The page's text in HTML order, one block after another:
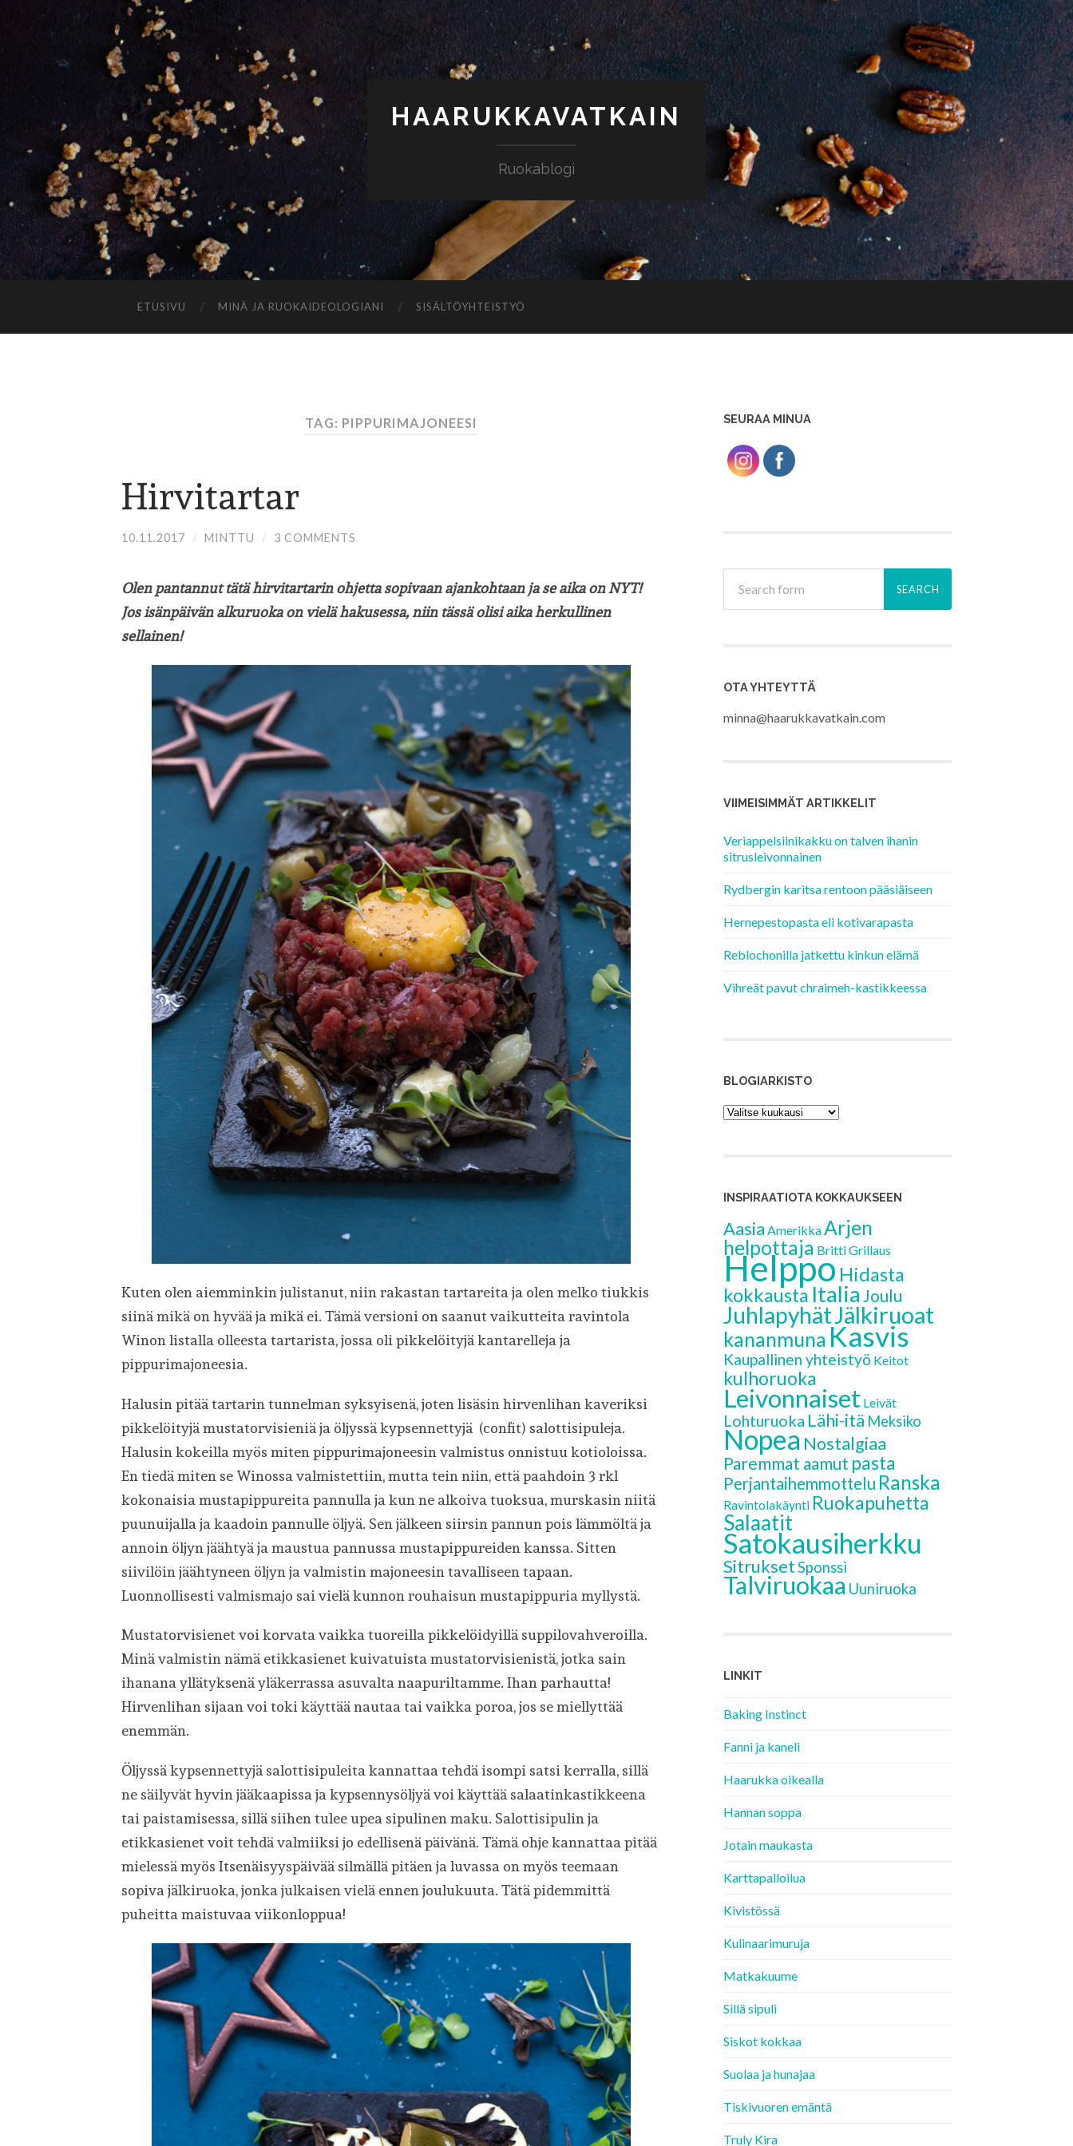
HAARUKKAVATKAIN
Ruokablogi
ETUSIVU MINÄ JA RUOKAIDEOLOGIANI SISÄLTÖYHTEISTYÖ
TAG: PIPPURIMAJONEESI
Hirvitartar
10.11.2017 / MINTTU / 3 COMMENTS
Olen pantannut tätä hirvitartarin ohjetta sopivaan ajankohtaan ja se aika on NYT!
Jos isänpäivän alkuruoka on vielä hakusessa, niin tässä olisi aika herkullinen
sellainen!
Kuten olen aiemminkin julistanut, niin rakastan tartareita ja olen melko tiukkis
siinä mikä on hyvää ja mikä ei. Tämä versioni on saanut vaikutteita ravintola
Winon listalla olleesta tartarista, jossa oli pikkelöityjä kantarelleja ja
pippurimajoneesia.
Halusin pitää tartarin tunnelman syksyisenä, joten lisäsin hirvenlihan kaveriksi
pikkelöityjä mustatorvisieniä ja öljyssä kypsennettyjä (confit) salottisipuleja.
Halusin kokeilla myös miten pippurimajoneesin valmistus onnistuu kotioloissa.
En tiedä miten se Winossa valmistettiin, mutta tein niin, että paahdoin 3 rkl
kokonaisia mustapippureita pannulla ja kun ne alkoiva tuoksua, murskasin niitä
puunuijalla ja kaadoin pannulle öljyä. Sen jälkeen siirsin pannun pois lämmöltä ja
annoin öljyn jäähtyä ja maustua pannussa mustapippureiden kanssa. Sitten
siivilöin jäähtyneen öljyn ja valmistin majoneesin tavalliseen tapaan.
Luonnollisesti valmismajo sai vielä kunnon rouhaisun mustapippuria myllystä.
Mustatorvisienet voi korvata vaikka tuoreilla pikkelöidyillä suppilovahveroilla.
Minä valmistin nämä etikkasienet kuivatuista mustatorvisienistä, jotka sain
ihanana yllätyksenä yläkerrassa asuvalta naapuriltamme. Ihan parhautta!
Hirvenlihan sijaan voi toki käyttää nautaa tai vaikka poroa, jos se miellyttää
enemmän.
Öljyssä kypsennettyjä salottisipuleita kannattaa tehdä isompi satsi kerralla, sillä
ne säilyvät hyvin jääkaapissa ja kypsennysöljyä voi käyttää salaatinkastikkeena
tai paistamisessa, sillä siihen tulee upea sipulinen maku. Salottisipulin ja
etikkasienet voit tehdä valmiiksi jo edellisenä päivänä. Tämä ohje kannattaa pitää
mielessä myös Itsenäisyyspäivää silmällä pitäen ja luvassa on myös teemaan
sopiva jälkiruoka, jonka julkaisen vielä ennen joulukuuta. Tätä pidemmittä
puheitta maistuvaa viikonloppua!
SEURAA MINUA
OTA YHTEYTTÄ
minna@haarukkavatkain.com
VIIMEISIMMÄT ARTIKKELIT
Veriappelsiinikakku on talven ihanin
sitrusleivonnainen
Rydbergin karitsa rentoon pääsiäiseen
Hernepestopasta eli kotivarapasta
Reblochonilla jatkettu kinkun elämä
Vihreät pavut chraimeh-kastikkeessa
BLOGIARKISTO
Blogiarkisto
INSPIRAATIOTA KOKKAUKSEEN
Aasia AmerikkaArjen
helpottaja BrittiGrillaus
HelppoHidasta
kokkausta Italia Joulu
JuhlapyhätJälkiruoat
kananmuna Kasvis
Kaupallinen yhteistyö Keitot
kulhoruoka
Leivonnaiset Leivät
Lohturuoka Lähi-itä Meksiko
Nopea Nostalgiaa
Paremmat aamut pasta
Perjantaihemmottelu Ranska
Ravintolakäynti Ruokapuhetta
Salaatit
Satokausiherkku
SitruksetSponssi
Talviruokaa Uuniruoka
LINKIT
Baking Instinct
Fanni ja kaneli
Haarukka oikealla
Hannan soppa
Jotain maukasta
Karttapalloilua
Kivistössä
Kulinaarimuruja
Matkakuume
Sillä sipuli
Siskot kokkaa
Suolaa ja hunajaa
Tiskivuoren emäntä
Truly Kira